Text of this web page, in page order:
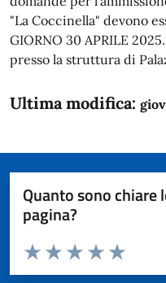
"La Coccinella" devono
GIORNO 30 APRILE
presso la struttura di
Ultima modifica:
Quanto sono
pagina?
Domanda
Valuta da 1 a 5 stelle la pagina
Valuta 5
Valuta 4
Valuta 3 stelle su
Valuta 2 stelle su 5
Valuta 1 stelle su 5